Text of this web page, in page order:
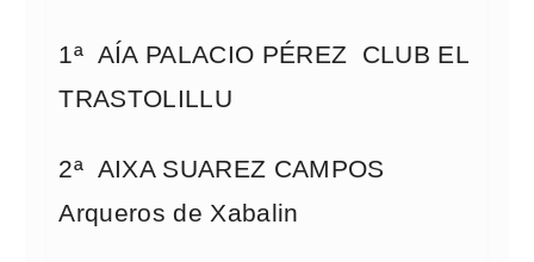
1ª AÍA PALACIO PÉREZ CLUB EL
TRASTOLILLU
2ª AIXA SUAREZ CAMPOS
Arqueros de Xabalin